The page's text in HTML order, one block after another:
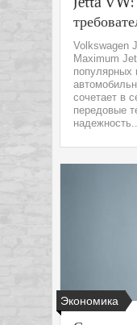
Volkswagen
Maximum
популярных
сочетает в
передовые
Экономика